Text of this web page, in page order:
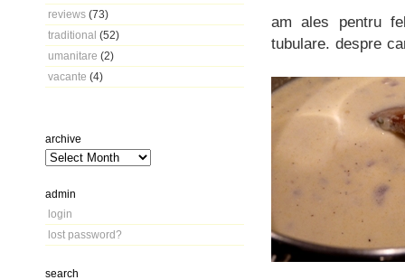
reviews (73)
traditional (52)
umanitare (2)
vacante (4)
archive
admin
login
lost password?
search
am ales pentru
tubulare. despre